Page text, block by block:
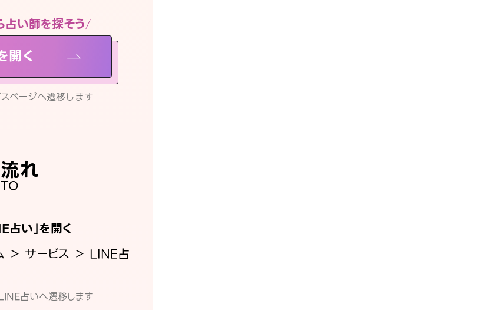
い師を探そう
開く
ページへ遷移します
れ
占い」を開く
＞ サービス ＞ LINE占
占いへ遷移します